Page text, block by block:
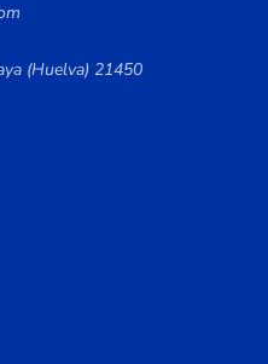
(Huelva) 21450